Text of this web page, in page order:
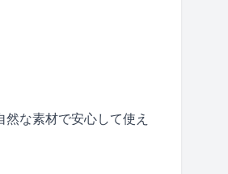
な素材で安心して使え